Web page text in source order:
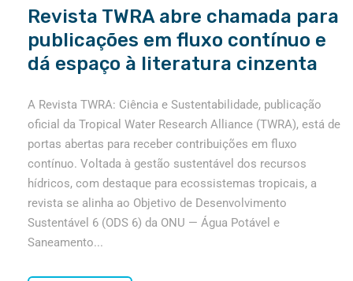
Revista TWRA abre chamada para
publicações em fluxo contínuo e
dá espaço à literatura cinzenta
A Revista TWRA: Ciência e Sustentabilidade, publicação
oficial da Tropical Water Research Alliance (TWRA), está de
portas abertas para receber contribuições em fluxo
contínuo. Voltada à gestão sustentável dos recursos
hídricos, com destaque para ecossistemas tropicais, a
revista se alinha ao Objetivo de Desenvolvimento
Sustentável 6 (ODS 6) da ONU — Água Potável e
Saneamento...